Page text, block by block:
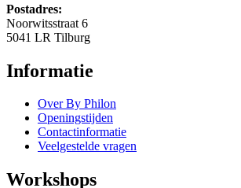
Postadres:
Noorwitsstraat 6
5041 LR Tilburg
Informatie
Over By Philon
Openingstijden
Contactinformatie
Veelgestelde vragen
Workshops